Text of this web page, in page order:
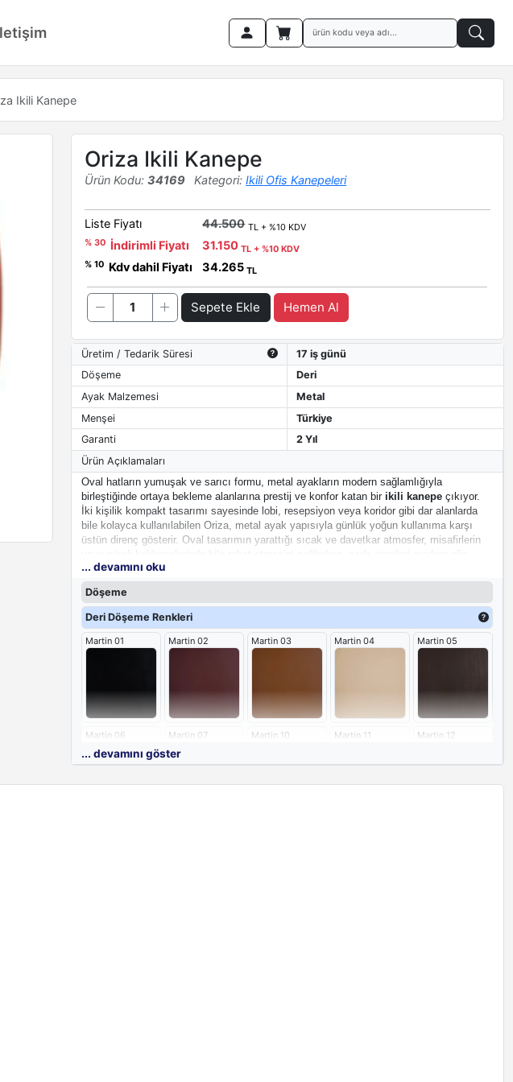
Ikili Kanepe
Oriza Ikili Kanepe
Ürün Kodu: 34169 Kategori:Ikili Ofis Kanepeleri
Liste Fiyatı 44.500 TL + %10 KDV
% 30 İndirimli Fiyatı 31.150TL + %10 KDV
% 10 Kdv dahil Fiyatı 34.265TL
Sepete Ekle Hemen Al
Üretim / Tedarik Süresi
17 iş günü
Döşeme
Deri
Ayak Malzemesi
Metal
Menşei
Türkiye
Garanti
2 Yıl
Ürün Açıklamaları
Oval hatların yumuşak ve sarıcı formu, metal ayakların modern sağlamlığıyla
birleştiğinde ortaya bekleme alanlarına prestij ve konfor katan bir ikili kanepeçıkıyor.
İki kişilik kompakt tasarımı sayesinde lobi, resepsiyon veya koridor gibi dar alanlarda
bile kolayca kullanılabilen Oriza, metal ayak yapısıyla günlük yoğun kullanıma karşı
üstün direnç gösterir. Oval tasarımın yarattığı sıcak ve davetkar atmosfer, misafirlerin
dekorasyonuyla kusursuz uyum içinde çalışır.
... devamını oku
Döşeme
Deri Döşeme Renkleri
Martin 01 Martin 02 Martin 03 Martin 04 Martin 05
Martin 06 Martin 07 Martin 10 Martin 11 Martin 12
... devamını göster